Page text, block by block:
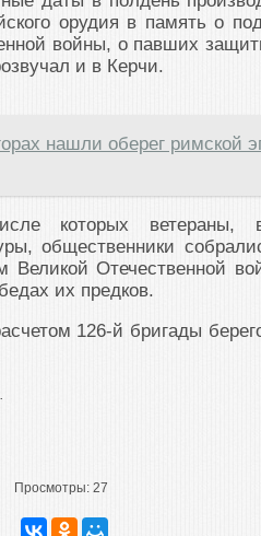
орудия в память о
войны, о павших
и в Керчи.
нашли оберег римской
которых ветераны,
общественники
Великой Отечественной
их предков.
126-й бригады
Просмотры: 27